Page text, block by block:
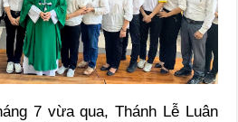
7 vừa qua, Thánh Lễ Luân